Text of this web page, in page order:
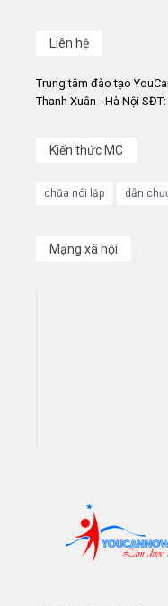
Liên hệ
Trung tâm đào tạo
Thanh Xuân - Hà Nội
Kiến thức MC
chữa nói lắp dẫn
Mạng xã hội